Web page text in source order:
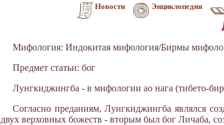
Новости Энциклопедия
Мифология: Индокитая мифология/Бирмы
Предмет статьи: бог
Лунгкиджингба - в мифологии ао нага (тибето-
Согласно преданиям, Лунгкиджингба являлся
двух верховных божеств - вторым был бог Личаба,